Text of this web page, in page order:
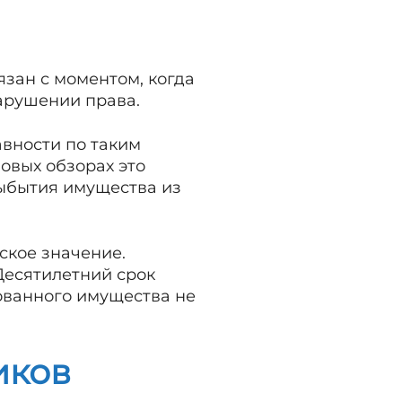
с моментом, когда
права.
по таким
обзорах это
имущества из
значение.
срок
имущества не